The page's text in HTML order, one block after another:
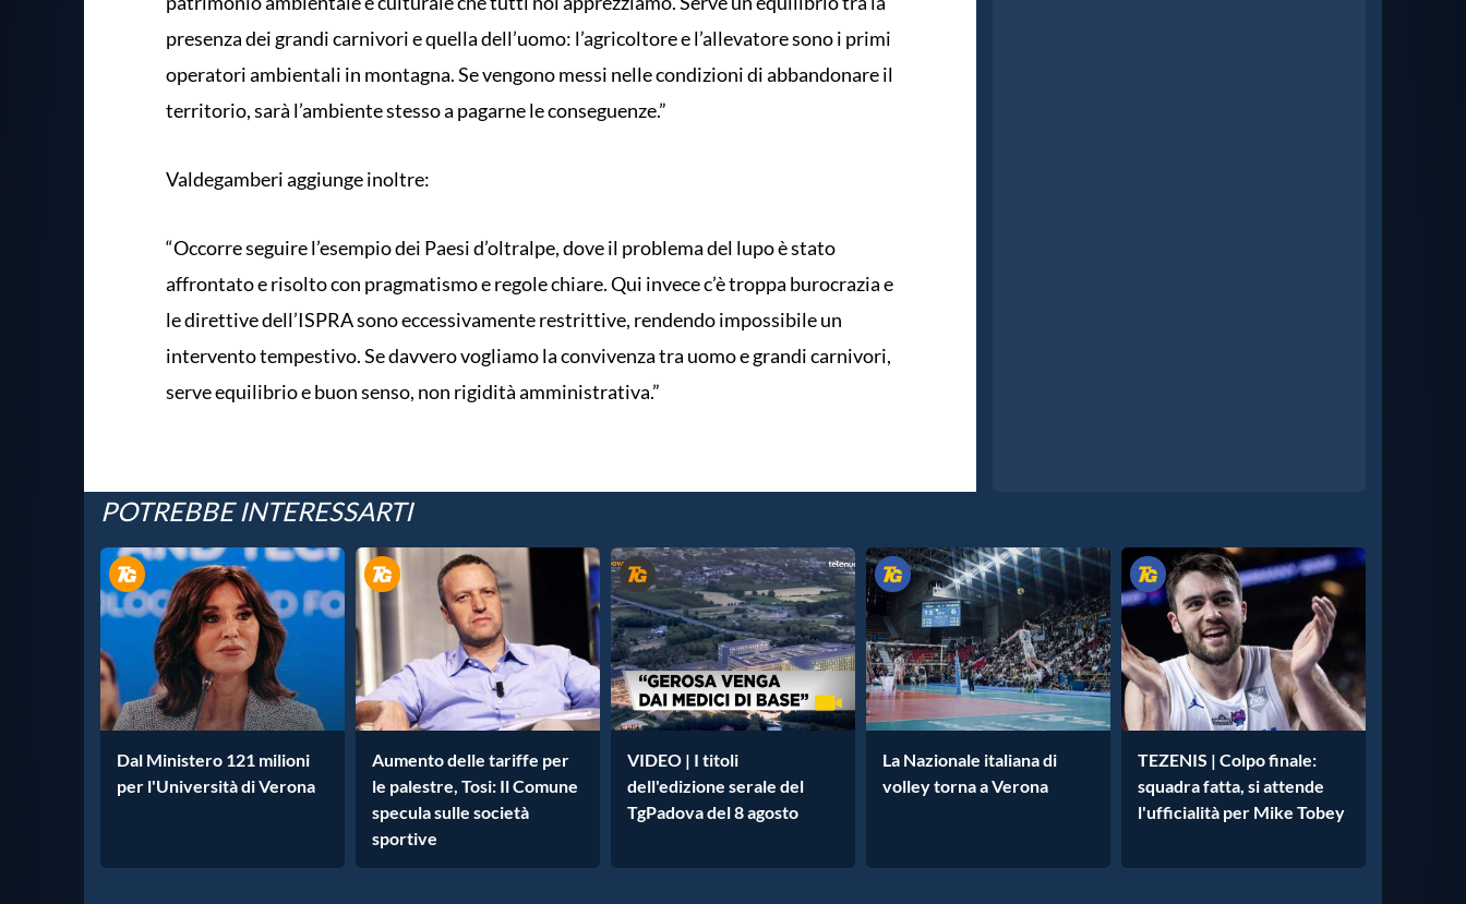
presenza dei grandi carnivori e quella dell’uomo: l’agricoltore e l’allevatore sono i primi
operatori ambientali in montagna. Se vengono messi nelle condizioni di abbandonare il
territorio, sarà l’ambiente stesso a pagarne le conseguenze.”
Valdegamberi aggiunge inoltre:
“Occorre seguire l’esempio dei Paesi d’oltralpe, dove il problema del lupo è stato
affrontato e risolto con pragmatismo e regole chiare. Qui invece c’è troppa burocrazia e
le direttive dell’ISPRA sono eccessivamente restrittive, rendendo impossibile un
intervento tempestivo. Se davvero vogliamo la convivenza tra uomo e grandi carnivori,
serve equilibrio e buon senso, non rigidità amministrativa.”
POTREBBE INTERESSARTI
Dal Ministero 121 milioni
per l'Università di Verona
Aumento delle tariffe per
le palestre, Tosi: Il Comune
specula sulle società
sportive
VIDEO | I titoli
dell'edizione serale del
TgPadova del 8 agosto
La Nazionale italiana di
volley torna a Verona
TEZENIS | Colpo finale:
squadra fatta, si attende
l'ufficialità per Mike Tobey